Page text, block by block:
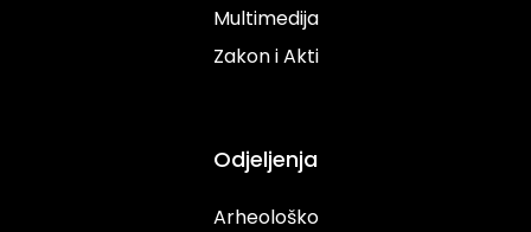
Multimedija
Zakon i Akti
Odjeljenja
Arheološko